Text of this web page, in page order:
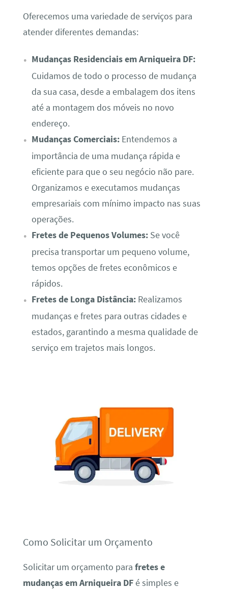
Oferecemos uma variedade de serviços para
atender diferentes demandas:
Mudanças Residenciais em Arniqueira DF:
Cuidamos de todo o processo de mudança
da sua casa, desde a embalagem dos itens
até a montagem dos móveis no novo
endereço.
Mudanças Comerciais:Entendemos a
importância de uma mudança rápida e
eficiente para que o seu negócio não pare.
Organizamos e executamos mudanças
empresariais com mínimo impacto nas suas
operações.
Fretes de Pequenos Volumes:Se você
precisa transportar um pequeno volume,
temos opções de fretes econômicos e
rápidos.
Fretes de Longa Distância:Realizamos
mudanças e fretes para outras cidades e
estados, garantindo a mesma qualidade de
serviço em trajetos mais longos.
Como Solicitar um Orçamento
Solicitar um orçamento para fretes e
mudanças em Arniqueira DFé simples e